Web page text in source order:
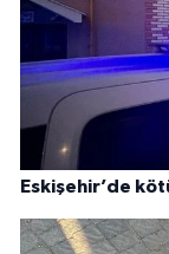
Eskişehir’de